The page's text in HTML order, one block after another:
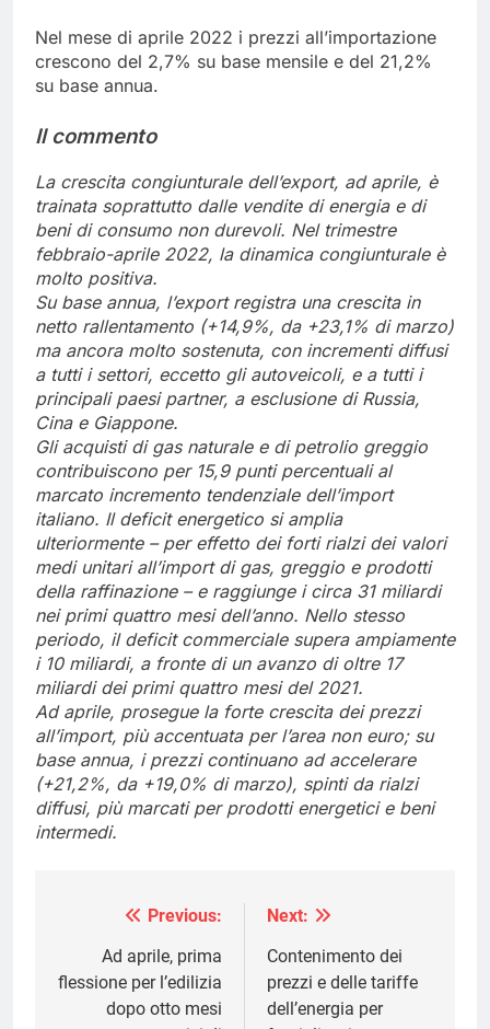
Nel mese di aprile 2022 i prezzi all’importazione
crescono del 2,7% su base mensile e del 21,2%
su base annua.
Il commento
La crescita congiunturale dell’export, ad aprile, è
trainata soprattutto dalle vendite di energia e di
beni di consumo non durevoli. Nel trimestre
febbraio-aprile 2022, la dinamica congiunturale è
molto positiva.
Su base annua, l’export registra una crescita in
netto rallentamento (+14,9%, da +23,1% di marzo)
ma ancora molto sostenuta, con incrementi diffusi
a tutti i settori, eccetto gli autoveicoli, e a tutti i
principali paesi partner, a esclusione di Russia,
Cina e Giappone.
Gli acquisti di gas naturale e di petrolio greggio
contribuiscono per 15,9 punti percentuali al
marcato incremento tendenziale dell’import
italiano. Il deficit energetico si amplia
ulteriormente – per effetto dei forti rialzi dei valori
medi unitari all’import di gas, greggio e prodotti
della raffinazione – e raggiunge i circa 31 miliardi
nei primi quattro mesi dell’anno. Nello stesso
periodo, il deficit commerciale supera ampiamente
i 10 miliardi, a fronte di un avanzo di oltre 17
miliardi dei primi quattro mesi del 2021.
Ad aprile, prosegue la forte crescita dei prezzi
all’import, più accentuata per l’area non euro; su
base annua, i prezzi continuano ad accelerare
(+21,2%, da +19,0% di marzo), spinti da rialzi
diffusi, più marcati per prodotti energetici e beni
intermedi.
Navigazione
articoli
Previous:
Ad aprile, prima
flessione per l’edilizia
dopo otto mesi
Next:
Contenimento dei
prezzi e delle tariffe
dell’energia per